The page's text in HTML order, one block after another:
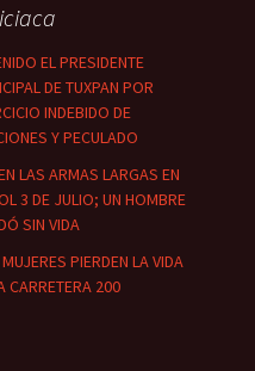
EL PRESIDENTE
DE TUXPAN POR
INDEBIDO DE
Y PECULADO
LAS ARMAS LARGAS EN
3 DE JULIO; UN HOMBRE
SIN VIDA
PIERDEN LA VIDA
CARRETERA 200